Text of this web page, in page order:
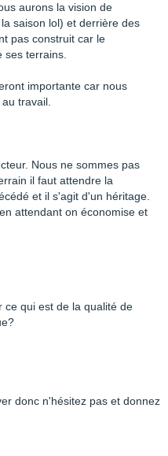
aurons la vision de
saison lol) et derrière des
pas construit car le
ses terrains.
importante car nous
travail.
Nous ne sommes pas
il faut attendre la
et il s'agit d'un héritage.
attendant on économise et
ce qui est de la qualité de
donc n'hésitez pas et donnez